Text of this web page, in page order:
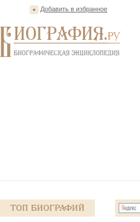
Добавить в избранное
Топ Биографий